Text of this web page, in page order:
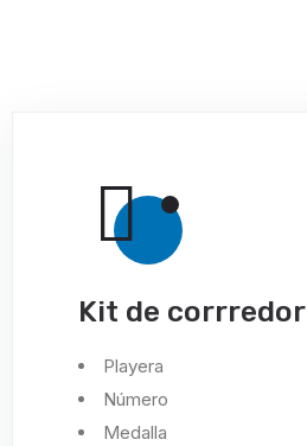
Kit de corrredor
Playera
Número
Medalla